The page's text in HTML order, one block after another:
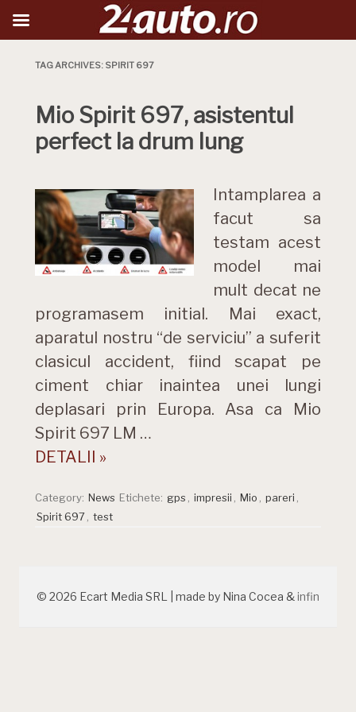
TAG ARCHIVES: SPIRIT 697
Mio Spirit 697, asistentul
perfect la drum lung
Intamplarea a
facut sa
testam acest
model mai
mult decat ne
programasem initial. Mai exact,
aparatul nostru “de serviciu” a suferit
clasicul accident, fiind scapat pe
ciment chiar inaintea unei lungi
deplasari prin Europa. Asa ca Mio
Spirit 697 LM …
DETALII »
Category: News Etichete: gps impresii Mio pareri
Spirit 697
test
© 2026 Ecart Media SRL | made by Nina Cocea &infin